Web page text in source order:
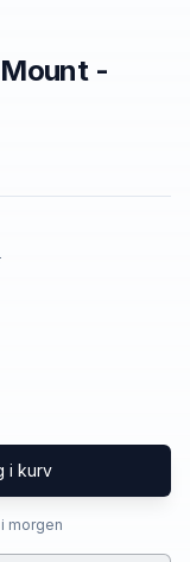
-
i kurv
morgen